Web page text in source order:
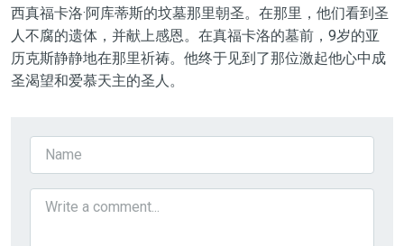
西真福卡洛·阿库蒂斯的坟墓那里朝圣。在那里，他们看到圣
人不腐的遗体，并献上感恩。在真福卡洛的墓前，9岁的亚
历克斯静静地在那里祈祷。他终于见到了那位激起他心中成
圣渴望和爱慕天主的圣人。